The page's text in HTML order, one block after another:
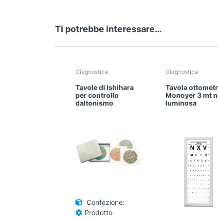
Ti potrebbe interessare…
Diagnostica
Tavole di Ishihara
per controllo
daltonismo
Confezione:
Prodotto
Diagnostica
Tavola
Monoyer 3 mt
luminosa